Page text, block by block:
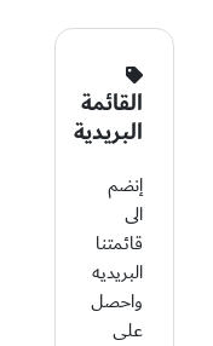
القائمة
البريدية
إنضم
الى
قائمتنا
البريديه
واحصل
على